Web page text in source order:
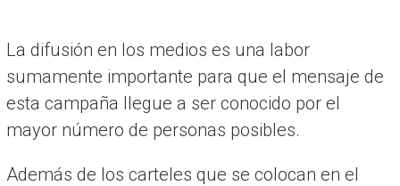
La difusión en los medios es una labor
sumamente importante para que el mensaje de
esta campaña llegue a ser conocido por el
mayor número de personas posibles.
Además de los carteles que se colocan en el